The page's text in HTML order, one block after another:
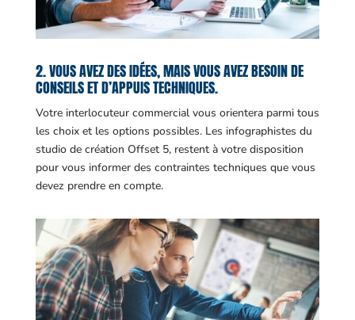
2. VOUS AVEZ DES IDÉES, MAIS VOUS AVEZ BESOIN DE
CONSEILS ET D’APPUIS TECHNIQUES.
Votre interlocuteur commercial vous orientera parmi tous
les choix et les options possibles. Les infographistes du
studio de création Offset 5, restent à votre disposition
pour vous informer des contraintes techniques que vous
devez prendre en compte.